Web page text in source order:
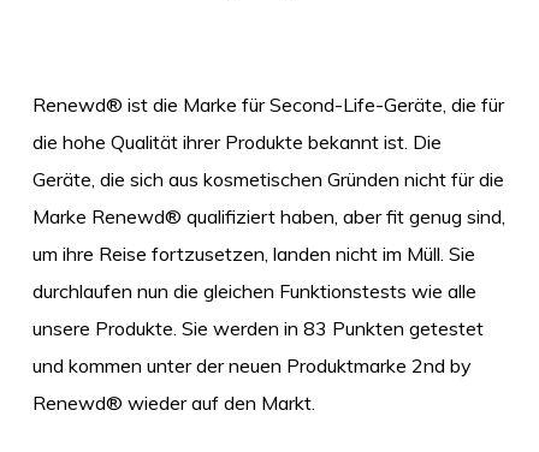
Renewd® ist die Marke für Second-Life-Geräte, die für
die hohe Qualität ihrer Produkte bekannt ist. Die
Geräte, die sich aus kosmetischen Gründen nicht für die
Marke Renewd® qualifiziert haben, aber fit genug sind,
um ihre Reise fortzusetzen, landen nicht im Müll. Sie
durchlaufen nun die gleichen Funktionstests wie alle
unsere Produkte. Sie werden in 83 Punkten getestet
und kommen unter der neuen Produktmarke 2nd by
Renewd® wieder auf den Markt.